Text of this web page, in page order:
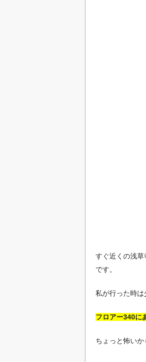
すぐ近くの浅
です。
私が行った時は
フロアー340に
ちょっと怖いか